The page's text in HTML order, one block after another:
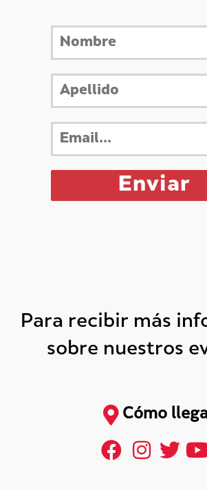
Para recibir más
sobre nuestros
Cómo